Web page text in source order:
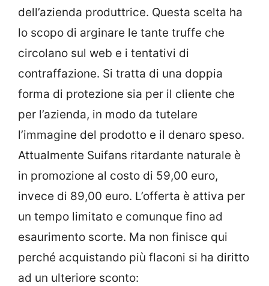
dell’azienda produttrice. Questa scelta ha
lo scopo di arginare le tante truffe che
circolano sul web e i tentativi di
contraffazione. Si tratta di una doppia
forma di protezione sia per il cliente che
per l’azienda, in modo da tutelare
l’immagine del prodotto e il denaro speso.
Attualmente Suifans ritardante naturale è
in promozione al costo di 59,00 euro,
invece di 89,00 euro. L’offerta è attiva per
un tempo limitato e comunque fino ad
esaurimento scorte. Ma non finisce qui
perché acquistando più flaconi si ha diritto
ad un ulteriore sconto: